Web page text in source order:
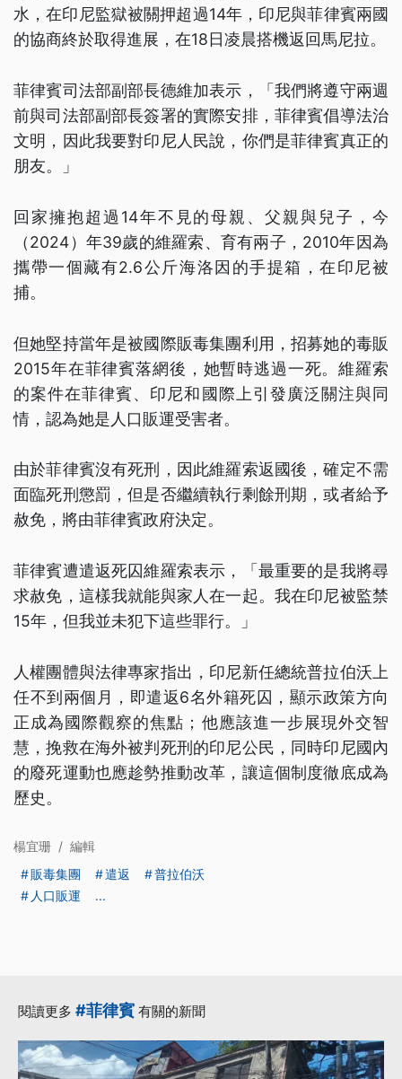
水，在印尼監獄被關押超過14年，印尼與菲律賓兩國
的協商終於取得進展，在18日凌晨搭機返回馬尼拉。
菲律賓司法部副部長德維加表示，「我們將遵守兩週
前與司法部副部長簽署的實際安排，菲律賓倡導法治
文明，因此我要對印尼人民說，你們是菲律賓真正的
朋友。」
回家擁抱超過14年不見的母親、父親與兒子，今
（2024）年39歲的維羅索、育有兩子，2010年因為
攜帶一個藏有2.6公斤海洛因的手提箱，在印尼被
捕。
但她堅持當年是被國際販毒集團利用，招募她的毒販
2015年在菲律賓落網後，她暫時逃過一死。維羅索
的案件在菲律賓、印尼和國際上引發廣泛關注與同
情，認為她是人口販運受害者。
由於菲律賓沒有死刑，因此維羅索返國後，確定不需
面臨死刑懲罰，但是否繼續執行剩餘刑期，或者給予
赦免，將由菲律賓政府決定。
菲律賓遭遣返死囚維羅索表示，「最重要的是我將尋
求赦免，這樣我就能與家人在一起。我在印尼被監禁
15年，但我並未犯下這些罪行。」
人權團體與法律專家指出，印尼新任總統普拉伯沃上
任不到兩個月，即遣返6名外籍死囚，顯示政策方向
正成為國際觀察的焦點；他應該進一步展現外交智
慧，挽救在海外被判死刑的印尼公民，同時印尼國內
的廢死運動也應趁勢推動改革，讓這個制度徹底成為
歷史。
楊宜珊 / 編輯
販毒集團
遣返
普拉伯沃
人口販運
...
閱讀更多 #菲律賓 有關的新聞